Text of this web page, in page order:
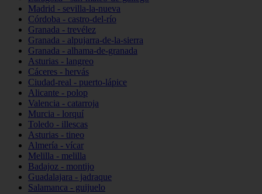
Madrid - sevilla-la-nueva
Córdoba - castro-del-río
Granada - trevélez
Granada - alpujarra-de-la-sierra
Granada - alhama-de-granada
Asturias - langreo
Cáceres - hervás
Ciudad-real - puerto-lápice
Alicante - polop
Valencia - catarroja
Murcia - lorquí
Toledo - illescas
Asturias - tineo
Almería - vícar
Melilla - melilla
Badajoz - montijo
Guadalajara - jadraque
Salamanca - guijuelo